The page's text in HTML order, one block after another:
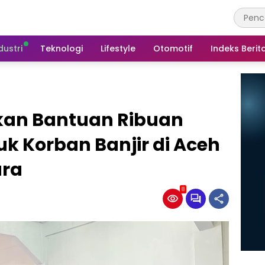
Teknologi Lifestyle Otomotif Indeks
Bantuan Ribuan
Korban Banjir di Aceh
8